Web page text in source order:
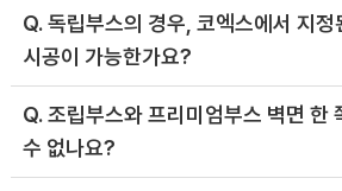
Q. 독립부스의 경우, 코엑스에서 지정
시공이 가능한가요?
Q. 조립부스와 프리미엄부스 벽면 한
수 없나요?